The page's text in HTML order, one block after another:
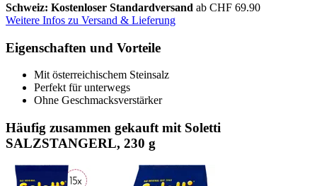
Schweiz: Kostenloser Standardversand ab CHF 69.90
Weitere Infos zu Versand & Lieferung
Eigenschaften und Vorteile
Mit österreichischem Steinsalz
Perfekt für unterwegs
Ohne Geschmacksverstärker
Häufig zusammen gekauft mit Soletti
SALZSTANGERL, 230 g